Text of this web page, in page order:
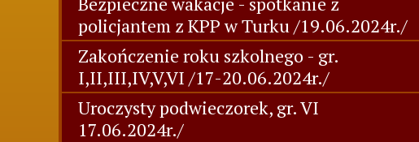
policjantem z KPP w Turku /19.06.2024r./
Zakończenie roku szkolnego - gr.
I,II,III,IV,V,VI /17-20.06.2024r./
Uroczysty podwieczorek, gr. VI
17.06.2024r./